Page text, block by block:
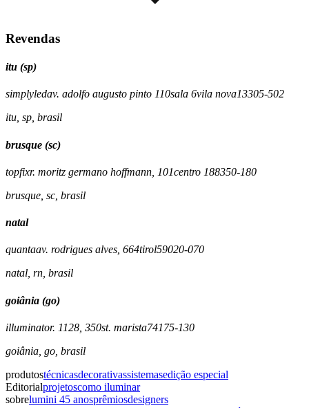
Revendas
itu (sp)
simplyledav. adolfo augusto pinto 110sala 6vila nova13305-502
itu, sp, brasil
brusque (sc)
topfixr. moritz germano hoffmann, 101centro 188350-180
brusque sc brasil
natal
quantaav. rodrigues alves, 664tirol59020-070
natal, rn, brasil
goiânia (go)
illuminator. 1128, 350st. marista74175-130
goiânia go brasil
produtostécnicasdecorativassistemasedição especial
Editorialprojetoscomo iluminar
sobrelumini 45 anosprêmiosdesigners